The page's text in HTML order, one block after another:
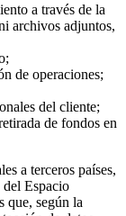
a través de la
archivos adjuntos,
de operaciones;
del cliente;
de fondos en
a terceros países,
del Espacio
que, según la